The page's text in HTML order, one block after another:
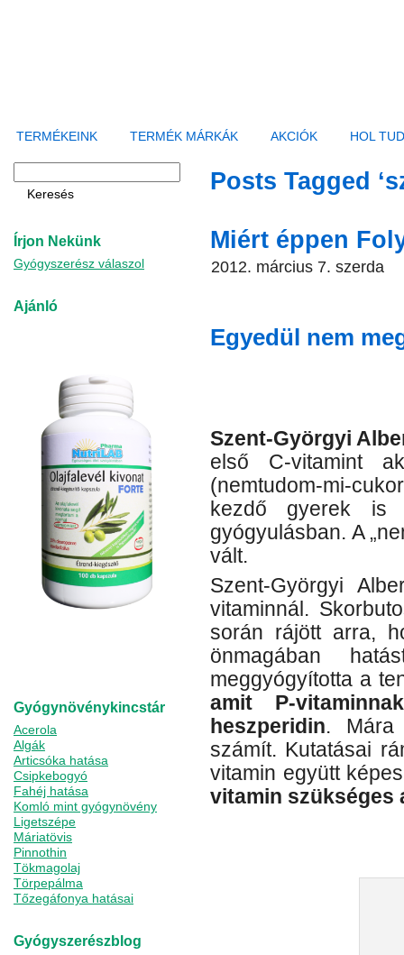
TERMÉKEINK TERMÉK MÁRKÁK AKCIÓK HOL
Írjon Nekünk
Gyógyszerész válaszol
Ajánló
Gyógynövénykincstár
Acerola
Algák
Articsóka hatása
Csipkebogyó
Fahéj hatása
Komló mint gyógynövény
Ligetszépe
Máriatövis
Pinnothin
Tökmagolaj
Törpepálma
Tőzegáfonya hatásai
Gyógyszerészblog
Posts Tagged
Miért éppen
2012. március 7. szerda
Egyedül nem
Szent-Györgyi
első C-vitamint
(nemtudom-mi-
kezdő gyerek
gyógyulásban. A
vált.
Szent-Györgyi
vitaminnál.
során rájött arra,
önmagában
meggyógyította a
amit P-
heszperidin.
számít. Kutatásai
vitamin együtt
vitamin szükséges